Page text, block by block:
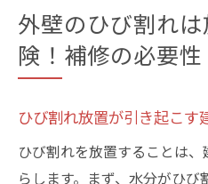
外壁のひび割れ
険！補修の必要性
ひび割れ放置が引き起こす
ひび割れを放置することは
らします。まず、水分がひ